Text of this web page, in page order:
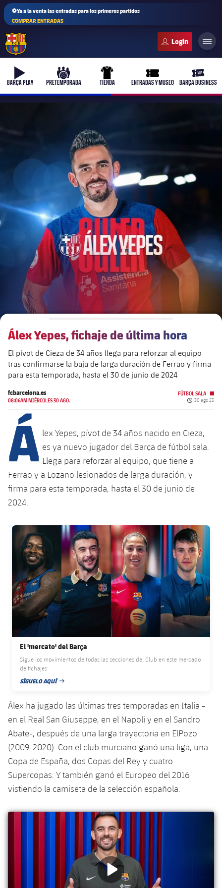
⚽Ya a la venta las entradas para los primeros partidos
COMPRAR ENTRADAS
b-play
BARÇA PLAY
culers-ball
PRETEMPORADA
uniform
TIENDA
ticket-full
ENTRADAS Y MUSEO
ticket-
BARÇA BUSINESS
plusicon
más
Junta Directiva
Estructura ejecutiva
chevron-right
label.aria.chevronright
Órganos
chevron-right
label.aria.chevronright
Documents
plusicon
más
Barça Academy
Más que un club
Masia 360
La Masia
plusicon
más
Década a década
Presidentes
Centro de documentación
plusicon
más
Spotify Camp Nou
Palau Blaugrana
Estadi Johan Cruyff
Barça Cafe
Ciutat Esportiva
La Masia
plusicon
más
Servicios
Servicios Médicos
plusicon
más
Acreditaciones
Instalaciones
Álex Yepes, fichaje de última hora
El pívot de Cieza de 34 años llega para reforzar al equipo
tras confirmarse la baja de larga duración de Ferrao y firma
para esta temporada, hasta el 30 de junio de 2024
fcbarcelona.es
08:06AM MIÉRCOLES 30 AGO.
FÚTBOL SALA
Fecha de
30 ago 23
Á lex Yepes, pívot de 34 años nacido en Cieza,
es ya nuevo jugador del Barça de fútbol sala.
Llega para reforzar al equipo, que tiene a
Ferrao y a Lozano lesionados de larga duración, y
firma para esta temporada, hasta el 30 de junio de
2024.
FC Barcelona club badge
El 'mercato' del Barça
Sigue los movimientos de todas las secciones del Club en este mercado
de fichajes
SÍGUELO AQUÍ
FECHA DE PUBLICACIÓN
Álex ha jugado las últimas tres temporadas en Italia -
en el Real San Giuseppe, en el Napoli y en el Sandro
Abate-, después de una larga trayectoria en ElPozo
(2009-2020). Con el club murciano ganó una liga, una
Copa de España, dos Copas del Rey y cuatro
Supercopas. Y también ganó el Europeo del 2016
vistiendo la camiseta de la selección española.